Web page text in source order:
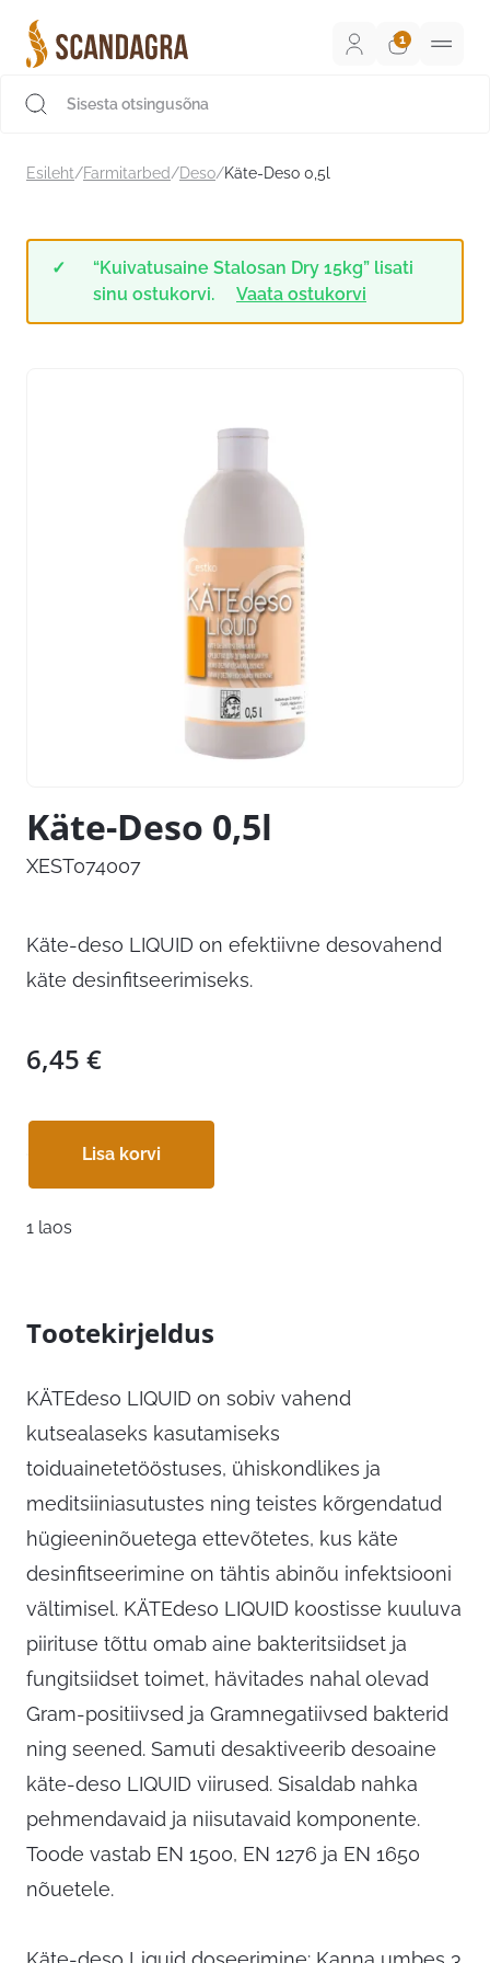
sisu
juurde
Esileht/Farmitarbed/Deso/Käte-Deso 0,5l
“Kuivatusaine Stalosan Dry 15kg” lisati
sinu ostukorvi.
Vaata ostukorvi
Käte-Deso 0,5l
XEST074007
Käte-deso LIQUID on efektiivne desovahend
käte desinfitseerimiseks.
6,45 €
Lisa korvi
1 laos
Tootekirjeldus
KÄTEdeso LIQUID on sobiv vahend
kutsealaseks kasutamiseks
toiduainetetööstuses, ühiskondlikes ja
meditsiiniasutustes ning teistes kõrgendatud
hügieeninõuetega ettevõtetes, kus käte
desinfitseerimine on tähtis abinõu infektsiooni
vältimisel. KÄTEdeso LIQUID koostisse kuuluva
piirituse tõttu omab aine bakteritsiidset ja
fungitsiidset toimet, hävitades nahal olevad
Gram-positiivsed ja Gramnegatiivsed bakterid
ning seened. Samuti desaktiveerib desoaine
käte-deso LIQUID viirused. Sisaldab nahka
pehmendavaid ja niisutavaid komponente.
Toode vastab EN 1500, EN 1276 ja EN 1650
nõuetele.